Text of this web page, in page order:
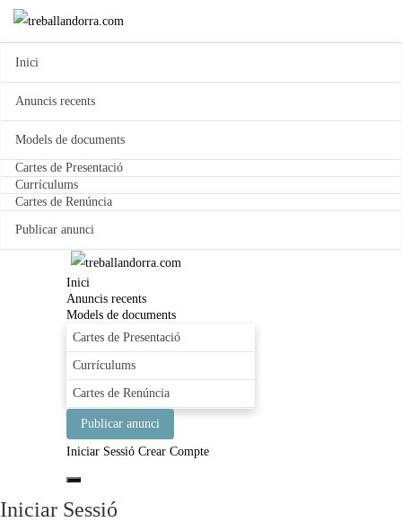
Inici
Anuncis recents
Models de documents
Cartes de Presentació
Currículums
Cartes de Renúncia
Publicar anunci
Inici
Anuncis recents
Models de documents
Cartes de Presentació
Currículums
Cartes de Renúncia
Publicar anunci
Iniciar Sessió Crear Compte
Iniciar Sessió